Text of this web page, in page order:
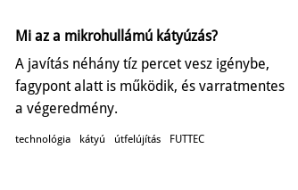
Mi az a mikrohullámú kátyúzás?
A javítás néhány tíz percet vesz igénybe,
fagypont alatt is működik, és varratmentes
a végeredmény.
technológia kátyú útfelújítás FUTTEC